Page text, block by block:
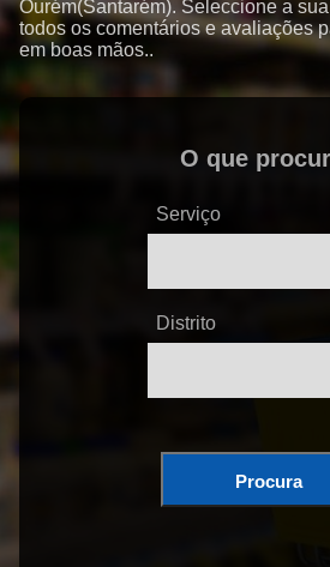
Ourém(Santarém). Seleccione a
todos os comentários e avaliações
em boas mãos..
O que
Serviço
Distrito
Procura